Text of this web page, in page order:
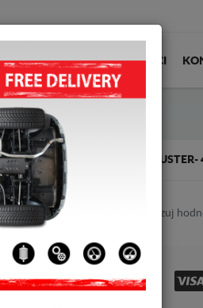
FEEDBACK PRODEJCI
KRYT POD MOTOR DACIA DUSTER-
of5stars based on Ukazuj
06.049ALU
549€